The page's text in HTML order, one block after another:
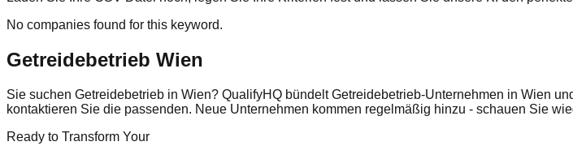
No companies found for this keyword.
Getreidebetrieb Wien
Sie suchen Getreidebetrieb in Wien? QualifyHQ bündelt Getreidebetrieb-Unternehmen in Wien
kontaktieren Sie die passenden. Neue Unternehmen kommen regelmäßig hinzu - schauen Sie
Ready to Transform Your